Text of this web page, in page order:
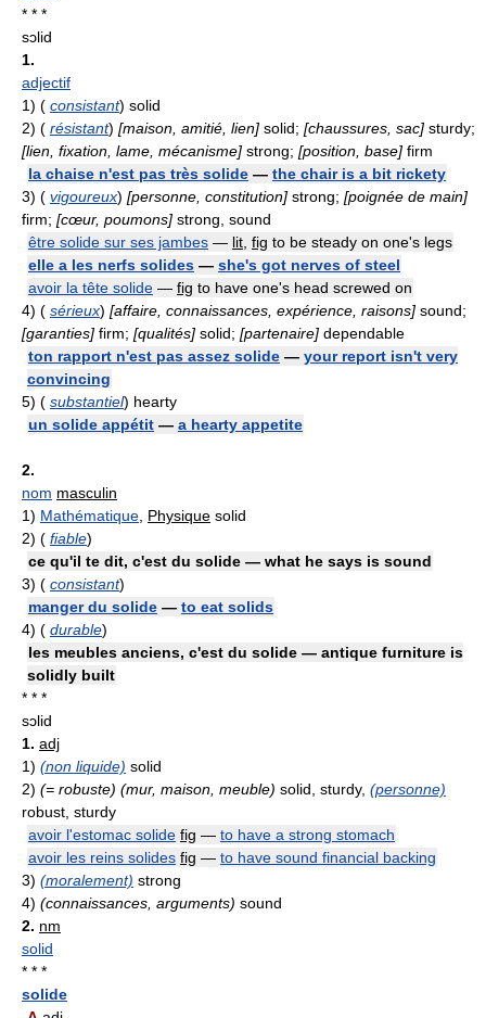
* * *
sɔlid
1.
adjectif
1) ( consistant) solid
2) ( résistant) [maison, amitié, lien] solid; [chaussures, sac] sturdy;
[lien, fixation, lame, mécanisme] strong; [position, base] firm
la chaise n'est pas très solide — the chair is a bit rickety
3) ( vigoureux) [personne, constitution] strong; [poignée de main]
firm; [cœur, poumons] strong, sound
être solide sur ses jambes — lit fig to be steady on one's legs
elle a les nerfs solides — she's got nerves of steel
avoir la tête solide — fig to have one's head screwed on
4) ( sérieux) [affaire, connaissances, expérience, raisons] sound;
[garanties] firm; [qualités] solid; [partenaire] dependable
ton rapport n'est pas assez solide — your report isn't very
convincing
5) ( substantiel) hearty
un solide appétit — a hearty appetite
2.
nom masculin
1) Mathématique Physique solid
2) ( fiable)
ce qu'il te dit, c'est du solide — what he says is sound
3) ( consistant)
manger du solide — to eat solids
4) ( durable)
les meubles anciens, c'est du solide — antique furniture is
solidly built
* * *
sɔlid
1. adj
1) (non liquide) solid
2) (= robuste) (mur, maison, meuble) solid, sturdy, (personne)
robust, sturdy
avoir l'estomac solide fig — to have a strong stomach
avoir les reins solides fig — to have sound financial backing
3) (moralement) strong
4) (connaissances, arguments) sound
2. nm
solid
* * *
solide